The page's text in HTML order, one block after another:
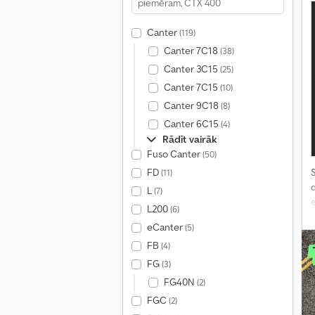
Canter(119)
Canter 7C18 (38)
Canter 3C15 (25)
Canter 7C15 (10)
Canter 9C18 (8)
Canter 6C15 (4)
Rādīt vairāk
Fuso Canter(50)
FD(11)
L(7)
L200(6)
eCanter(5)
FB (4)
FG(3)
FG40N (2)
FGC (2)